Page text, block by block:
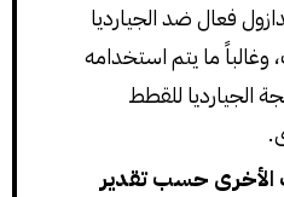
فعال ضد الجيارديا
وغالباً ما يتم استخدامه
الجيارديا للقطط
الأخرى حسب تقدير